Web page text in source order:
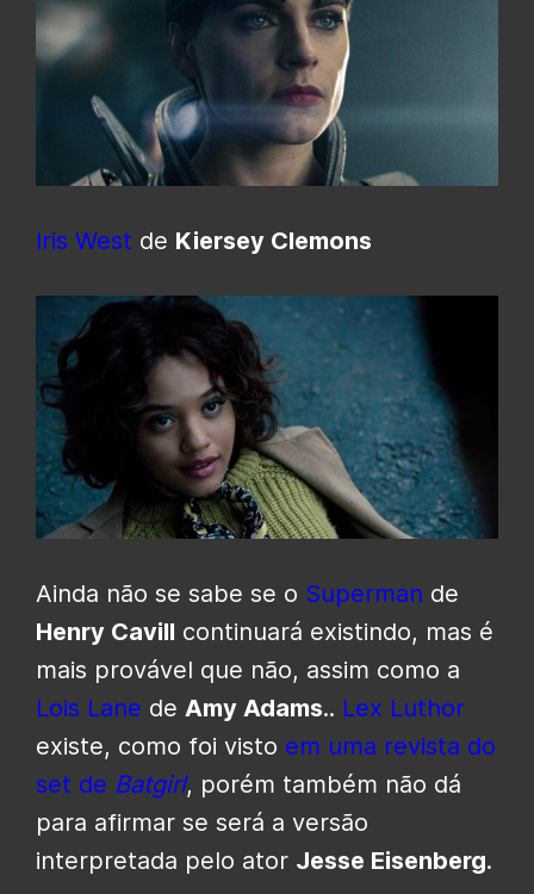
Iris West de Kiersey Clemons
Ainda não se sabe se o Superman de
Henry Cavill continuará existindo, mas é
mais provável que não, assim como a
Lois Lane de Amy Adams.. Lex Luthor
existe, como foi visto em uma revista do
set de Batgirl, porém também não dá
para afirmar se será a versão
interpretada pelo ator Jesse Eisenberg.